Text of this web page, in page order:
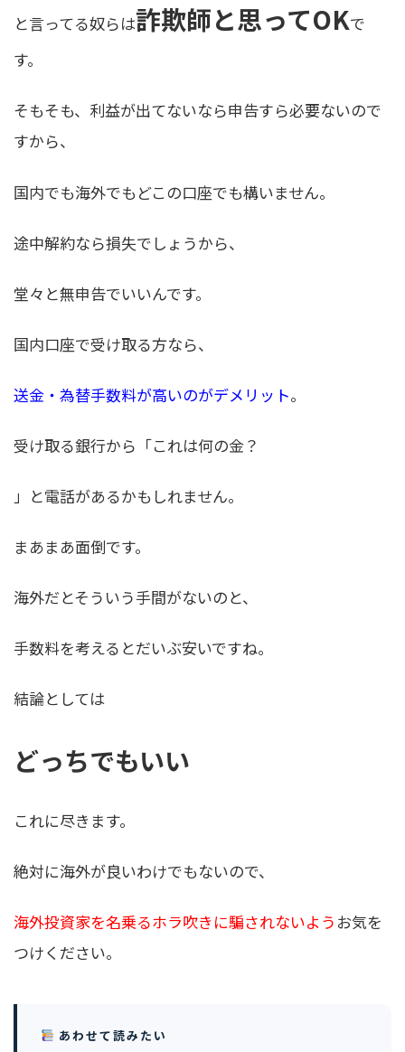
と言ってる奴らは詐欺師と思ってOKで
す。
そもそも、利益が出てないなら申告すら必要ないので
すから、
国内でも海外でもどこの口座でも構いません。
途中解約なら損失でしょうから、
堂々と無申告でいいんです。
国内口座で受け取る方なら、
送金・為替手数料が高いのがデメリット。
受け取る銀行から「これは何の金？
」と電話があるかもしれません。
まあまあ面倒です。
海外だとそういう手間がないのと、
手数料を考えるとだいぶ安いですね。
結論としては
どっちでもいい
これに尽きます。
絶対に海外が良いわけでもないので、
海外投資家を名乗るホラ吹きに騙されないよう お気を
つけください。
あわせて読みたい